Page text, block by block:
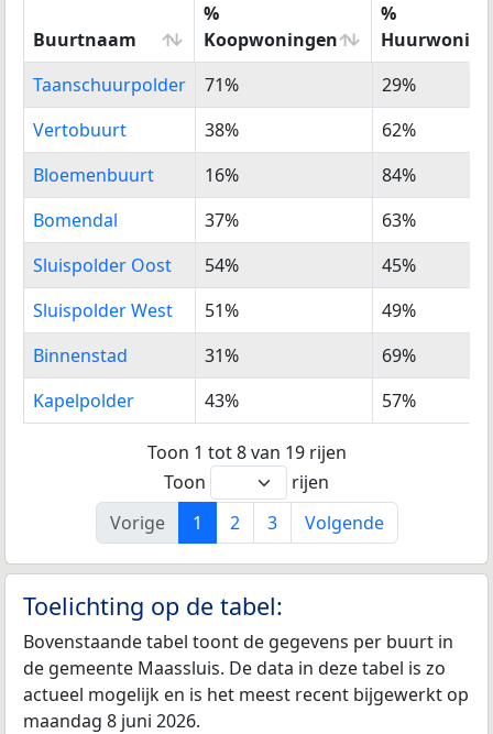
Buurtnaam
%
Koopwoningen
%
Buurtnaam
%
Koopwoningen
%
Taanschuurpolder 71%
29%
Vertobuurt
38%
62%
Bloemenbuurt
16%
84%
Bomendal
37%
63%
Sluispolder Oost
54%
45%
Sluispolder West
51%
49%
Binnenstad
31%
69%
Kapelpolder
43% 57%
Toon 1 tot 8 van 19 rijen
Toon
rijen
Vorige
1 2 3 Volgende
Toelichting op de tabel:
Bovenstaande tabel toont de gegevens per buurt in
de gemeente Maassluis. De data in deze tabel is zo
actueel mogelijk en is het meest recent bijgewerkt op
maandag 8 juni 2026.